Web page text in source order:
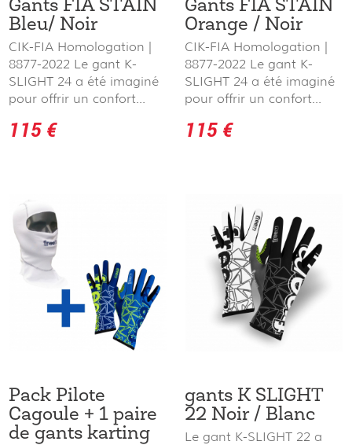
Gants FIA STAIN
Bleu/ Noir
CIK-FIA Homologation |
8877-2022 Le gant K-
SLIGHT 24 a été imaginé
pour offrir un confort...
115 €
Gants FIA STAIN
Orange / Noir
CIK-FIA Homologation |
8877-2022 Le gant K-
SLIGHT 24 a été imaginé
pour offrir un confort...
115 €
Pack Pilote
Cagoule + 1 paire
de gants karting
gants K SLIGHT
22 Noir / Blanc
Le gant K-SLIGHT 22 a